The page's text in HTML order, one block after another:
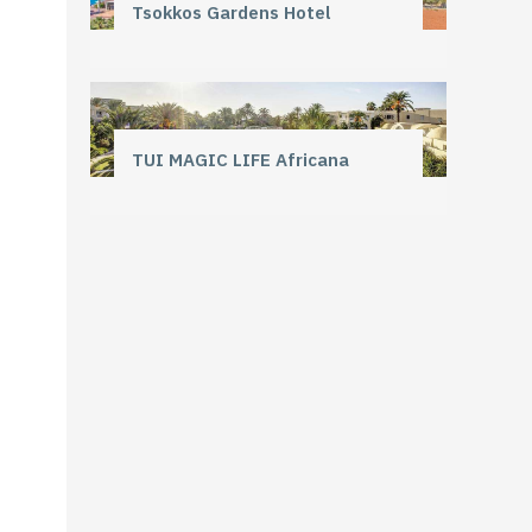
Tsokkos Gardens Hotel
TUI MAGIC LIFE Africana